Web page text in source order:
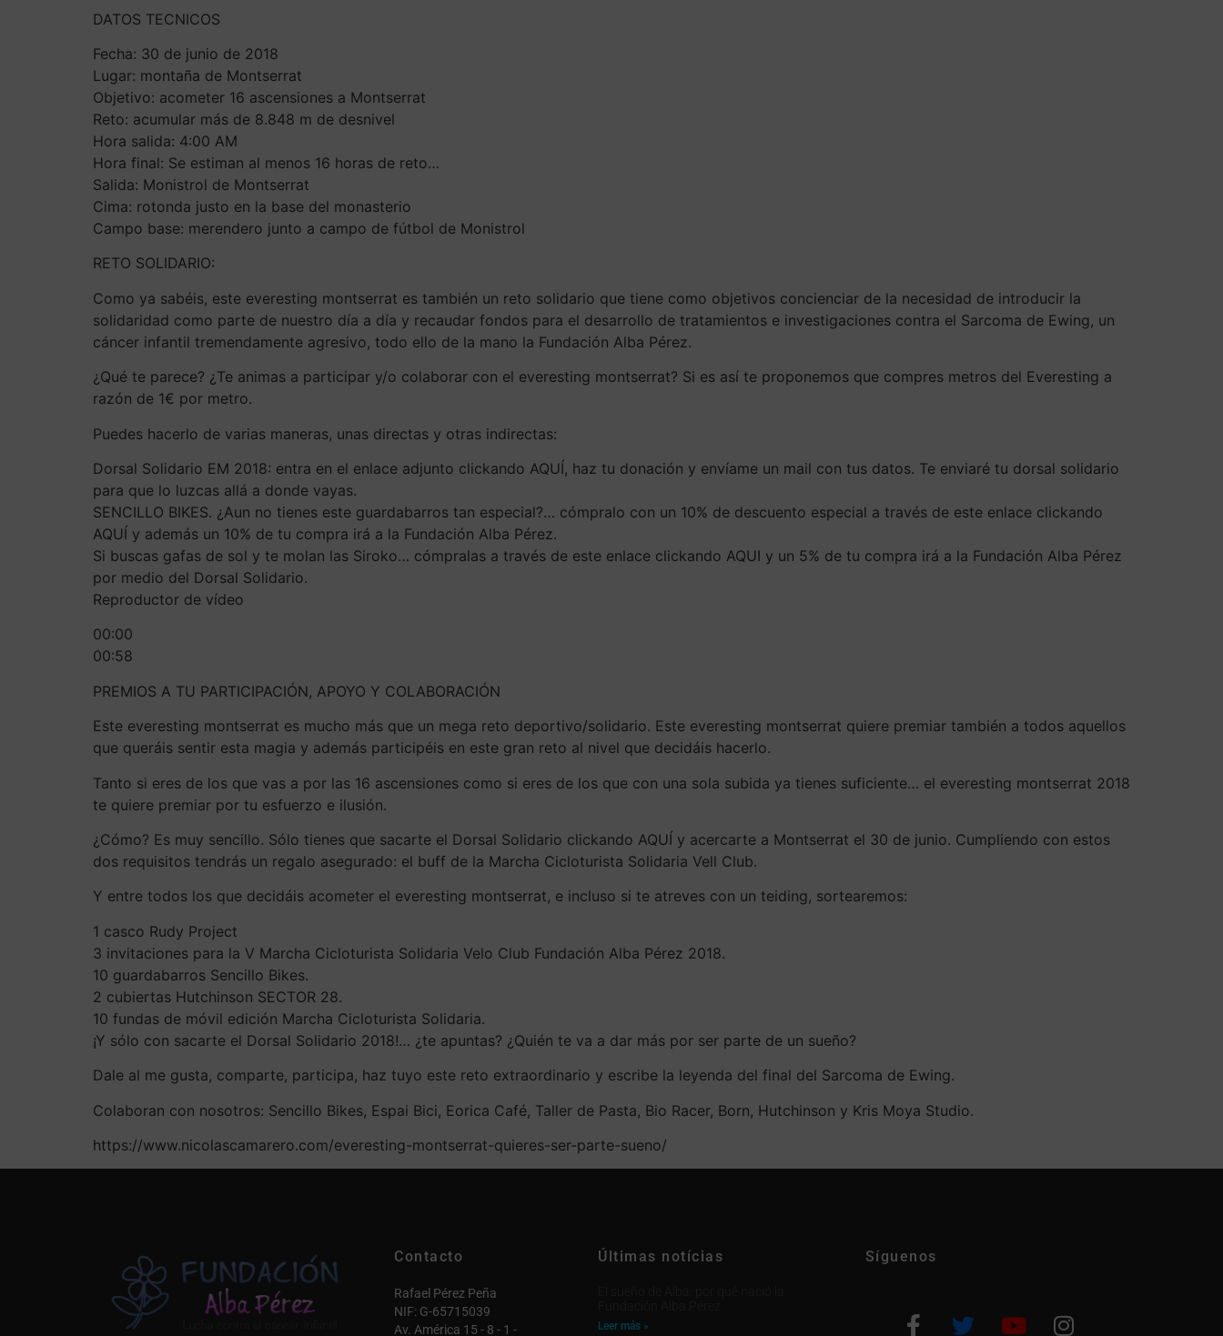
DATOS TECNICOS
Fecha: 30 de junio de 2018
Lugar: montaña de Montserrat
Objetivo: acometer 16 ascensiones a Montserrat
Reto: acumular más de 8.848 m de desnivel
Hora salida: 4:00 AM
Hora final: Se estiman al menos 16 horas de reto…
Salida: Monistrol de Montserrat
Cima: rotonda justo en la base del monasterio
Campo base: merendero junto a campo de fútbol de Monistrol
RETO SOLIDARIO:
Como ya sabéis, este everesting montserrat es también un reto solidario que tiene como objetivos concienciar de la necesidad de introducir la
solidaridad como parte de nuestro día a día y recaudar fondos para el desarrollo de tratamientos e investigaciones contra el Sarcoma de Ewing, un
cáncer infantil tremendamente agresivo, todo ello de la mano la Fundación Alba Pérez.
¿Qué te parece? ¿Te animas a participar y/o colaborar con el everesting montserrat? Si es así te proponemos que compres metros del Everesting a
razón de 1€ por metro.
Puedes hacerlo de varias maneras, unas directas y otras indirectas:
Dorsal Solidario EM 2018: entra en el enlace adjunto clickando AQUÍ, haz tu donación y envíame un mail con tus datos. Te enviaré tu dorsal solidario
para que lo luzcas allá a donde vayas.
SENCILLO BIKES. ¿Aun no tienes este guardabarros tan especial?… cómpralo con un 10% de descuento especial a través de este enlace clickando
AQUÍ y además un 10% de tu compra irá a la Fundación Alba Pérez.
Si buscas gafas de sol y te molan las Siroko… cómpralas a través de este enlace clickando AQUI y un 5% de tu compra irá a la Fundación Alba Pérez
por medio del Dorsal Solidario.
Reproductor de vídeo
00:00
00:58
PREMIOS A TU PARTICIPACIÓN, APOYO Y COLABORACIÓN
Este everesting montserrat es mucho más que un mega reto deportivo/solidario. Este everesting montserrat quiere premiar también a todos aquellos
que queráis sentir esta magia y además participéis en este gran reto al nivel que decidáis hacerlo.
Tanto si eres de los que vas a por las 16 ascensiones como si eres de los que con una sola subida ya tienes suficiente… el everesting montserrat 2018
te quiere premiar por tu esfuerzo e ilusión.
¿Cómo? Es muy sencillo. Sólo tienes que sacarte el Dorsal Solidario clickando AQUÍ y acercarte a Montserrat el 30 de junio. Cumpliendo con estos
dos requisitos tendrás un regalo asegurado: el buff de la Marcha Cicloturista Solidaria Vell Club.
Y entre todos los que decidáis acometer el everesting montserrat, e incluso si te atreves con un teiding, sortearemos:
1 casco Rudy Project
3 invitaciones para la V Marcha Cicloturista Solidaria Velo Club Fundación Alba Pérez 2018.
10 guardabarros Sencillo Bikes.
2 cubiertas Hutchinson SECTOR 28.
10 fundas de móvil edición Marcha Cicloturista Solidaria.
¡Y sólo con sacarte el Dorsal Solidario 2018!… ¿te apuntas? ¿Quién te va a dar más por ser parte de un sueño?
Dale al me gusta, comparte, participa, haz tuyo este reto extraordinario y escribe la leyenda del final del Sarcoma de Ewing.
Colaboran con nosotros: Sencillo Bikes, Espai Bici, Eorica Café, Taller de Pasta, Bio Racer, Born, Hutchinson y Kris Moya Studio.
https://www.nicolascamarero.com/everesting-montserrat-quieres-ser-parte-sueno/
Contacto
Rafael Pérez Peña
NIF: G-65715039
Av. América 15 - 8 - 1 -
Últimas notícias
Leer más »
Síguenos